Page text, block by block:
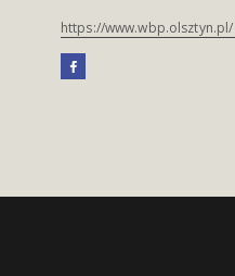
https://www.wbp.olsztyn.pl/